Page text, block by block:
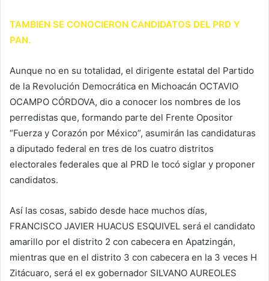
TAMBIEN SE CONOCIERON CANDIDATOS DEL PRD Y
PAN.
Aunque no en su totalidad, el dirigente estatal del Partido
de la Revolución Democrática en Michoacán OCTAVIO
OCAMPO CÓRDOVA, dio a conocer los nombres de los
perredistas que, formando parte del Frente Opositor
“Fuerza y Corazón por México”, asumirán las candidaturas
a diputado federal en tres de los cuatro distritos
electorales federales que al PRD le tocó siglar y proponer
candidatos.
Así las cosas, sabido desde hace muchos días,
FRANCISCO JAVIER HUACUS ESQUIVEL será el candidato
amarillo por el distrito 2 con cabecera en Apatzingán,
mientras que en el distrito 3 con cabecera en la 3 veces H
Zitácuaro, será el ex gobernador SILVANO AUREOLES